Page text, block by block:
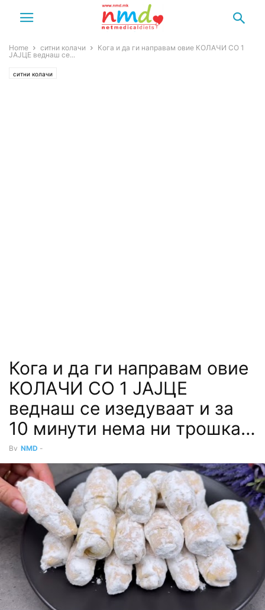
Home ситни колачи
Кога и да ги направам овие КОЛАЧИ СО 1
ЈАЈЦЕ веднаш се...
ситни колачи
Кога и да ги направам овие
КОЛАЧИ СО 1 ЈАЈЦЕ
веднаш се изедуваат и за
10 минути нема ни трошка…
By NMD -